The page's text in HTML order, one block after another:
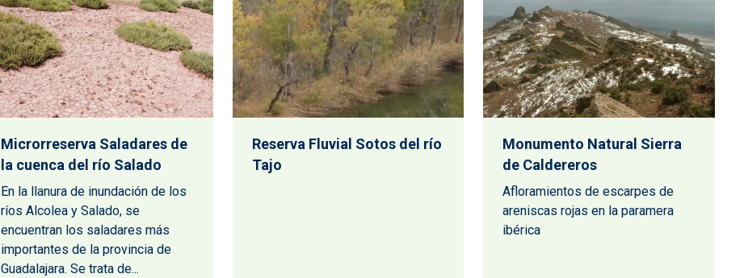
Microrreserva Saladares de
la cuenca del río Salado
En la llanura de inundación de los
ríos Alcolea y Salado, se
encuentran los saladares más
importantes de la provincia de
Guadalajara. Se trata de...
Reserva Fluvial Sotos del río
Tajo
Monumento Natural Sierra
de Caldereros
Afloramientos de escarpes de
areniscas rojas en la paramera
ibérica